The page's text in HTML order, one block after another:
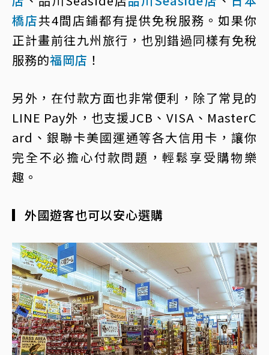
橋店共4間店鋪都有提供免稅服務。如果你
正計畫前往九州旅行，也別錯過同樣有免稅
服務的福岡店 ！
另外，在付款方面也非常便利，除了常見的
LINE Pay外，也支援JCB、VISA、MasterC
ard、銀聯卡美國運通等各大信用卡，讓你
完全不必擔心付款問題，輕鬆享受購物樂
趣。
▎外國遊客也可以安心選購